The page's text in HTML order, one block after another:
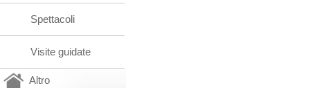
Spettacoli
Visite guidate
Altro